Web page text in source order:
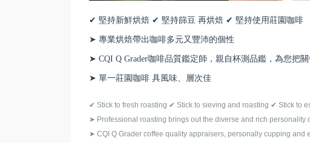
✔ 堅持新鮮烘焙 ✔ 堅持篩豆 再烘焙 ✔ 堅持使用莊園咖啡
➤ 專業烘焙帶出咖啡多元又豐沛的個性
➤ CQI Q Grader咖啡品質鑑定師，親自杯測品鑑，為您把
➤ 單一莊園咖啡 具風味、層次佳
✔ Stick to fresh roasting ✔ Stick to sieving and roasting ✔ Stick to
➤ Professional roasting brings out the diverse and rich personality
➤ CQI Q Grader coffee quality appraisers, personally cupping and